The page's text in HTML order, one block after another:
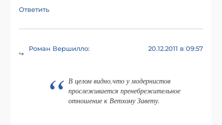
Ответить
Роман Вершилло: 20.12.2011 в 09:57
В целом видно,что у модернистов
прослеживается пренебрежительное
отношение к Ветхому Завету.